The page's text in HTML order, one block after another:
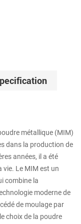
métallique (MIM)
dans la production de
années, il a été
vie. Le MIM est un
combine la
moderne de
de moulage par
choix de la poudre